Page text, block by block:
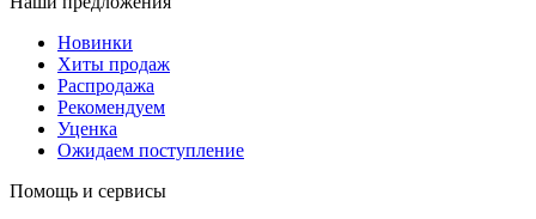
Новинки
Хиты продаж
Распродажа
Рекомендуем
Уценка
Ожидаем поступление
Помощь и сервисы